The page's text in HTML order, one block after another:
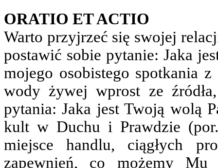
ORATIO ET ACTIO
Warto przyjrzeć się swojej
postawić sobie pytanie: Jaka
mojego osobistego spotkania
wody żywej wprost ze
pytania: Jaka jest Twoją wolą
kult w Duchu i Prawdzie
miejsce handlu, ciągłych
zapewnień, co możemy